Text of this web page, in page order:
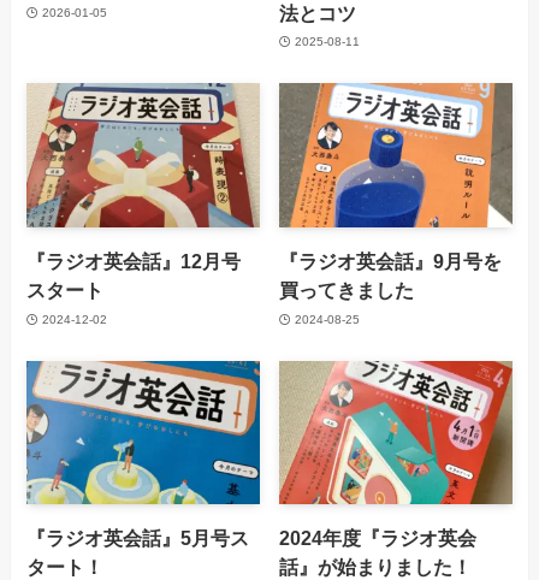
2026-01-05
法とコツ
2025-08-11
『ラジオ英会話』12月号
スタート
2024-12-02
『ラジオ英会話』9月号を
買ってきました
2024-08-25
『ラジオ英会話』5月号ス
タート！
2024年度『ラジオ英会
話』が始まりました！